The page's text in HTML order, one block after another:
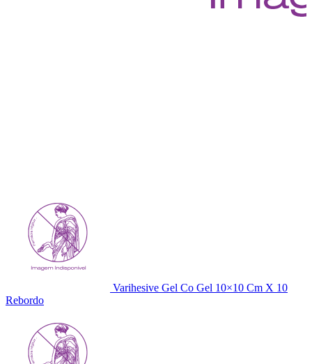
Varihesive Gel Co Gel 10×10 Cm X 10
Rebordo